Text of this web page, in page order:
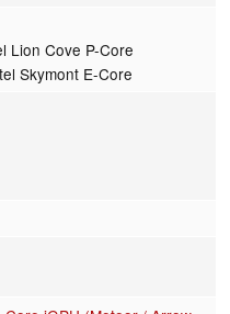
Lion Cove P-Core
Skymont E-Core